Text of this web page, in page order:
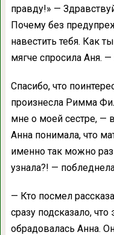
правду!» —
Почему без
навестить тебя. Как
мягче спросила Аня.
Спасибо, что
произнесла Римма
мне о моей сестре, —
Анна понимала, что
именно так можно
узнала?! —
— Кто посмел
сразу подсказало,
обрадовалась Анна.